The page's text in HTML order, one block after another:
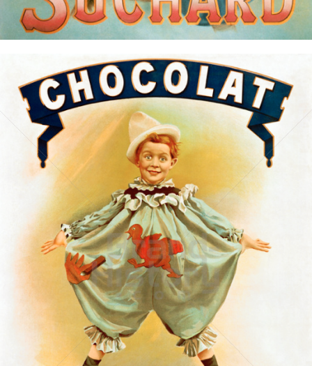
Bild-ID: 14815
Suchard Milka Kraft Foods 1900